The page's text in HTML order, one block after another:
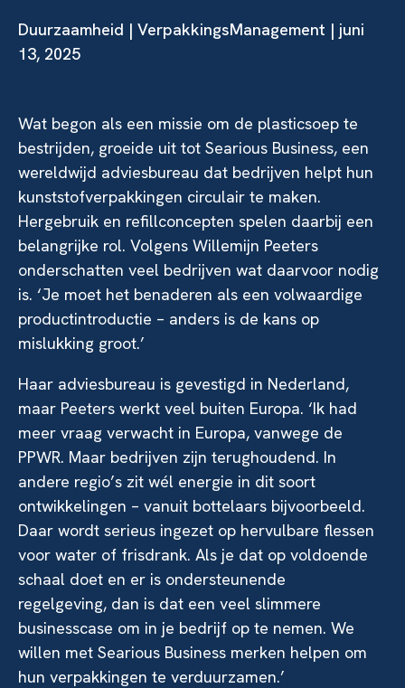
Duurzaamheid | VerpakkingsManagement | juni
13, 2025
Wat begon als een missie om de plasticsoep te
bestrijden, groeide uit tot Searious Business, een
wereldwijd adviesbureau dat bedrijven helpt hun
kunststofverpakkingen circulair te maken.
Hergebruik en refillconcepten spelen daarbij een
belangrijke rol. Volgens Willemijn Peeters
onderschatten veel bedrijven wat daarvoor nodig
is. ‘Je moet het benaderen als een volwaardige
productintroductie – anders is de kans op
mislukking groot.’
Haar adviesbureau is gevestigd in Nederland,
maar Peeters werkt veel buiten Europa. ‘Ik had
meer vraag verwacht in Europa, vanwege de
PPWR. Maar bedrijven zijn terughoudend. In
andere regio’s zit wél energie in dit soort
ontwikkelingen – vanuit bottelaars bijvoorbeeld.
Daar wordt serieus ingezet op hervulbare flessen
voor water of frisdrank. Als je dat op voldoende
schaal doet en er is ondersteunende
regelgeving, dan is dat een veel slimmere
businesscase om in je bedrijf op te nemen. We
willen met Searious Business merken helpen om
hun verpakkingen te verduurzamen.’